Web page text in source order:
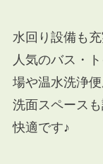
水回り設備も充
人気のバス・
場や温水洗浄便
洗面スペース
快適です♪